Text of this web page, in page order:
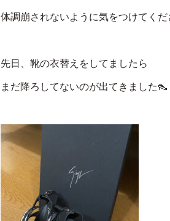
体調崩されないように気をつけてくだ
先日、靴の衣替えをしてましたら
まだ降ろしてないのが出てきました👠